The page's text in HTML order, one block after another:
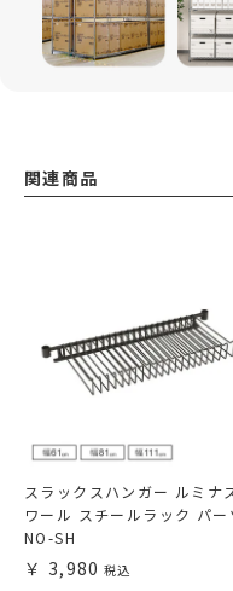
関連商品
スラックスハンガー ルミナ
ワール スチールラック パー
NO-SH
3,980